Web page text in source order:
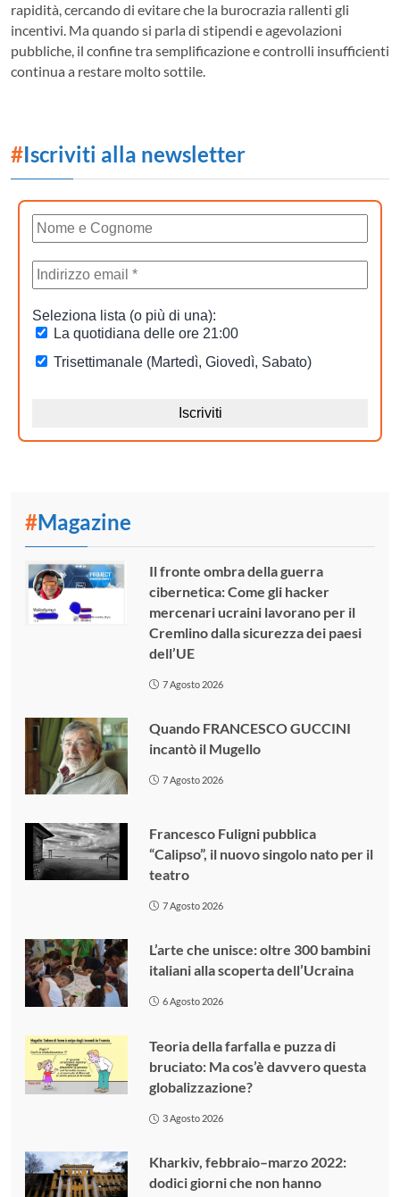
rapidità, cercando di evitare che la burocrazia rallenti gli
incentivi. Ma quando si parla di stipendi e agevolazioni
pubbliche, il confine tra semplificazione e controlli insufficienti
continua a restare molto sottile.
#Iscriviti alla newsletter
#Magazine
Il fronte ombra della guerra
cibernetica: Come gli hacker
mercenari ucraini lavorano per il
Cremlino dalla sicurezza dei paesi
dell’UE
7 Agosto 2026
Quando FRANCESCO GUCCINI
incantò il Mugello
7 Agosto 2026
Francesco Fuligni pubblica
“Calipso”, il nuovo singolo nato per il
teatro
7 Agosto 2026
L’arte che unisce: oltre 300 bambini
italiani alla scoperta dell’Ucraina
6 Agosto 2026
Teoria della farfalla e puzza di
bruciato: Ma cos’è davvero questa
globalizzazione?
3 Agosto 2026
Kharkiv, febbraio–marzo 2022:
dodici giorni che non hanno